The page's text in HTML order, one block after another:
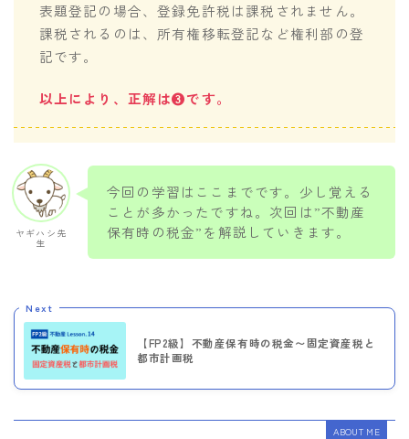
表題登記の場合、登録免許税は課税されません。
課税されるのは、所有権移転登記など権利部の登
記です。
以上により、正解は❸です。
ヤギハシ先
生
今回の学習はここまでです。少し覚える
ことが多かったですね。次回は”不動産
保有時の税金”を解説していきます。
Next
【FP2級】不動産保有時の税金〜固定資産税と
都市計画税
ABOUT ME